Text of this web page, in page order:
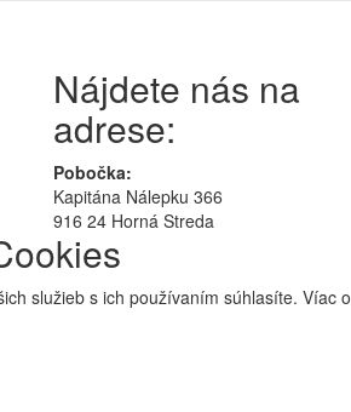
Nájdete nás na
adrese:
Pobočka:
Kapitána Nálepku 366
916 24 Horná Streda
služieb s ich používaním súhlasíte. Víac o